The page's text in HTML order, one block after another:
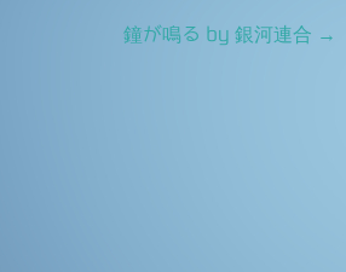
鐘が鳴る by 銀河連合 →